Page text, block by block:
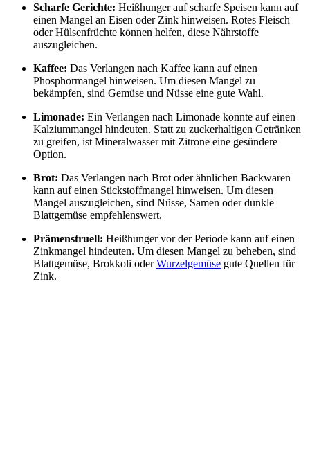
Scharfe Gerichte: Heißhunger auf scharfe Speisen kann auf
einen Mangel an Eisen oder Zink hinweisen. Rotes Fleisch
oder Hülsenfrüchte können helfen, diese Nährstoffe
auszugleichen.
Kaffee: Das Verlangen nach Kaffee kann auf einen
Phosphormangel hinweisen. Um diesen Mangel zu
bekämpfen, sind Gemüse und Nüsse eine gute Wahl.
Limonade: Ein Verlangen nach Limonade könnte auf einen
Kalziummangel hindeuten. Statt zu zuckerhaltigen Getränken
zu greifen, ist Mineralwasser mit Zitrone eine gesündere
Option.
Brot: Das Verlangen nach Brot oder ähnlichen Backwaren
kann auf einen Stickstoffmangel hinweisen. Um diesen
Mangel auszugleichen, sind Nüsse, Samen oder dunkle
Blattgemüse empfehlenswert.
Prämenstruell: Heißhunger vor der Periode kann auf einen
Zinkmangel hindeuten. Um diesen Mangel zu beheben, sind
Blattgemüse, Brokkoli oderWurzelgemüse gute Quellen für
Zink.